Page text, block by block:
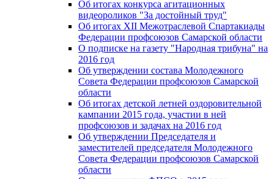
Об итогах конкурса агитационных
видеороликов "За достойный труд"
Об итогах XII Межотраслевой Спартакиады
Федерации профсоюзов Самарской области
О подписке на газету "Народная трибуна" на
2016 год
Об утверждении состава Молодежного
Совета Федерации профсоюзов Самарской
области
Об итогах детской летней оздоровительной
кампании 2015 года, участии в ней
профсоюзов и задачах на 2016 год
Об утверждении Председателя и
заместителей председателя Молодежного
Совета Федерации профсоюзов Самарской
области